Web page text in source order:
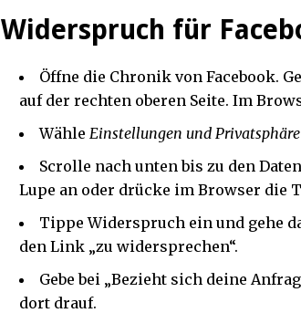
Widerspruch für
Öffne die Chronik von Facebook.
auf der rechten oberen Seite. Im
Wähle Einstellungen und Privatsphäre
Scrolle nach unten bis zu den
Lupe an oder drücke im Browser die
Tippe Widerspruch ein und gehe
den Link „zu widersprechen“.
Gebe bei „Bezieht sich deine
dort drauf.